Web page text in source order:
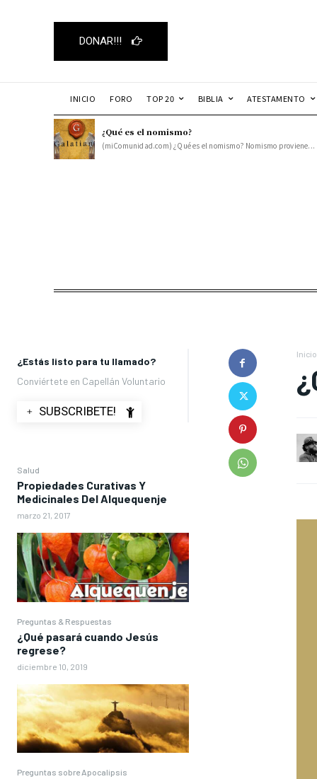
DONAR!!!
INICIO FORO TOP 20 BIBLIA ATESTAMENTO
¿Qué es el nomismo?
(miComunidad.com) ¿Qué es el nomismo? Nomismo proviene...
¿Estás listo para tu llamado?
Conviértete en Capellán Voluntario
﹢ SUBSCRIBETE!
Salud
Propiedades Curativas Y
Medicinales Del Alquequenje
marzo 21, 2017
Preguntas & Respuestas
¿Qué pasará cuando Jesús
regrese?
diciembre 10, 2019
Preguntas sobre Apocalipsis
Inicio